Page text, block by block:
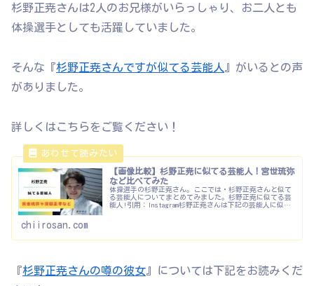
杉野正尭さんは2人のお兄様がいらっしゃり、お二人とも
体操選手としても活躍していました。
そんな『杉野正尭さんですが似てる芸能人 』がいるとの声
がありました。
詳しくはこちらをご覧ください！
【画像比較】杉野正尭に似てる芸能人！宮世琉弥
など比べてみた
体操選手の杉野正尭さん。ここでは・杉野正尭さんと似て
る芸能人についてまとめてみました。杉野正尭に似てる芸
能人!引用：Instagram杉野正尭さんは下記の芸能人に似て
chiirosan.com
『杉野正尭さんの噂の彼女 』については下記をお読みくだ